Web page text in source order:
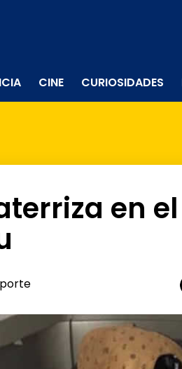
CINE CURIOSIDADES
en